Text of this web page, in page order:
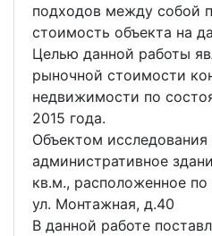
подходов между собой
стоимость объекта на
Целью данной работы
рыночной стоимости
недвижимости по
2015 года.
Объектом исследования
административное
кв.м., расположенное по
ул. Монтажная, д.40
В данной работе